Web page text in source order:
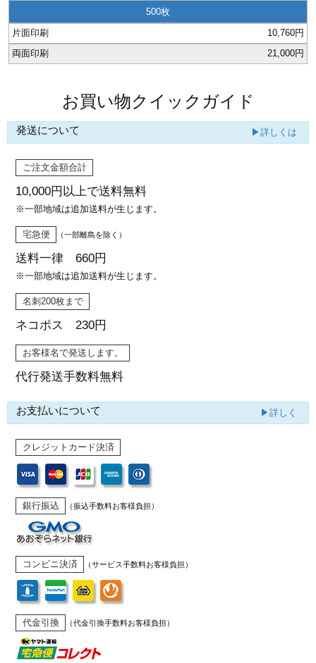
リーブ
ー印刷
500
10,760円
21,000円
お買い物クイックガイド
発送について ▶詳しくは
ご注文金額合計
10,000円以上で送料無料
※一部地域は追加送料が生じます。
宅急便 （一部離島を除く）
送料一律 660円
※一部地域は追加送料が生じます。
名刺200枚まで
ネコポス 230円
お客様名で発送します。
代行発送手数料無料
お支払いについて ▶詳しく
クレジットカード決済
銀行振込 （振込手数料お客様負担）
コンビニ決済 （サービス手数料お客様負担）
代金引換 （代金引換手数料お客様負担）